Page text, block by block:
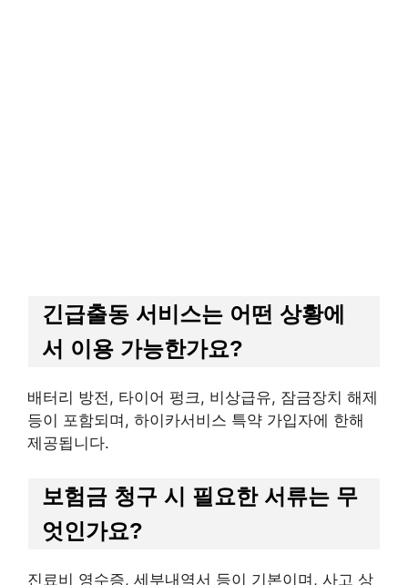
긴급출동 서비스는 어떤 상황에
서 이용 가능한가요?
배터리 방전, 타이어 펑크, 비상급유, 잠금장치 해제
등이 포함되며, 하이카서비스 특약 가입자에 한해
제공됩니다.
보험금 청구 시 필요한 서류는 무
엇인가요?
진료비 영수증, 세부내역서 등이 기본이며, 사고 상